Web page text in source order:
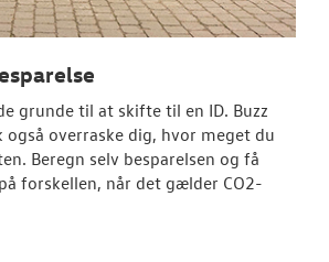
grunde til at skifte til en ID. Buzz
også overraske dig, hvor meget du
Beregn selv besparelsen og få
forskellen, når det gælder CO2-